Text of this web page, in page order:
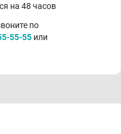
на 48 часов
по
55-55 или